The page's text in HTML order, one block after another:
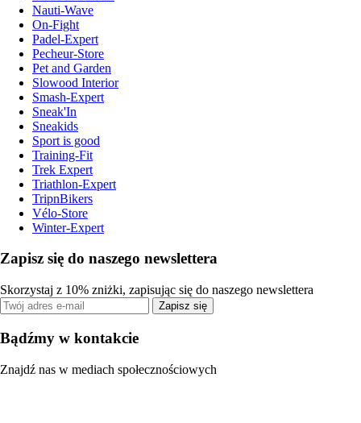
Nauti-Wave
On-Fight
Padel-Expert
Pecheur-Store
Pet and Garden
Slowood Interior
Smash-Expert
Sneak'In
Sneakids
Sport is good
Training-Fit
Trek Expert
Triathlon-Expert
TripnBikers
Vélo-Store
Winter-Expert
Zapisz się do naszego newslettera
Skorzystaj z 10% zniżki, zapisując się do naszego newslettera
Zapisz się
Bądźmy w kontakcie
Znajdź nas w mediach społecznościowych